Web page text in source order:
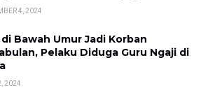
4, 2024
Bawah Umur Jadi Korban
Pelaku Diduga Guru Ngaji di
2024